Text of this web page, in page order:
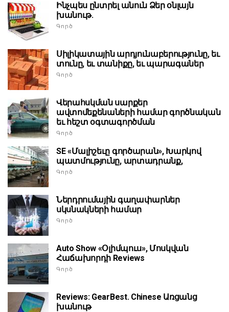
Ինչպես ընտրել անուն Ձեր օնլայն
խանութ.
Գործ
Սիլիկատային արդյունաբերությունը, եւ
տունը, եւ տանիքը, եւ պարագաներ
Գործ
Վերահսկման սարքեր
ավտոմեքենաների համար գործնական
եւ հեշտ օգտագործման
Գործ
SE «Մալիշեւը գործարան», Խարկով
պատմությունը, արտադրանք,
Գործ
Ներդրումային գաղափարներ
սկսնակների համար
Գործ
Auto Show «Օլիմպուս», Մոսկվան
Հաճախորդի Reviews
Գործ
Reviews: GearBest. Chinese Առցանց
խանութ